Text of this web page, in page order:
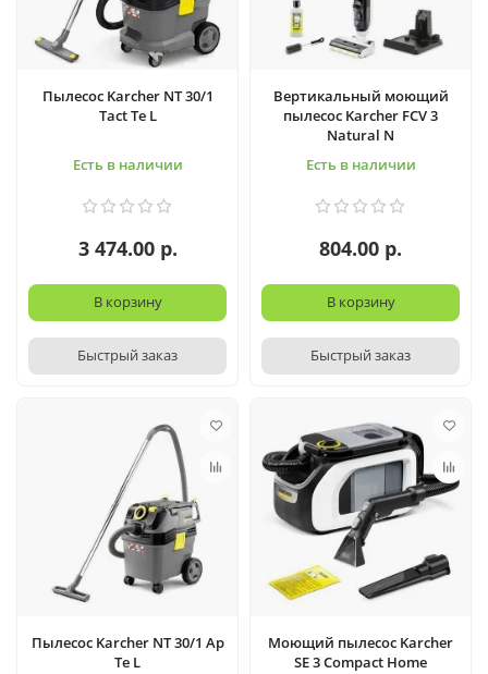
Пылесос Karcher NT 30/1
Tact Te L
Есть в наличии
3 474.00 р.
В корзину
Быстрый заказ
Вертикальный моющий
пылесос Karcher FCV 3
Natural N
Есть в наличии
804.00 р.
В корзину
Быстрый заказ
Пылесос Karcher NT 30/1 Ap
Te L
Моющий пылесос Karcher
SE 3 Compact Home